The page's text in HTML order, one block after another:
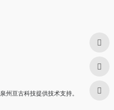
泉州亘古科技提供技术支持。